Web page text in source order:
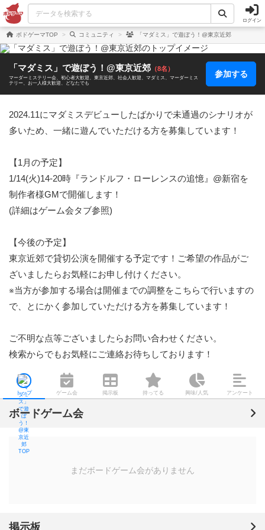
ログイン
ボドゲーマTOP コミュニティ 「マダミス」で遊ぼう！@東京近郊
「マダミス」で遊ぼう！@東京近郊 （8名）
マーダーミステリー会 初心者大歓迎 東京近郊 社会人歓迎 マダミス
マーダーミス
テリー
お一人様大歓迎 どなたでも
参加する
2024.11にマダミスデビューしたばかりで未通過のシナリオが
多いため、一緒に遊んでいただける方を募集しています！
【1月の予定】
1/14(火)14-20時『ランドルフ・ローレンスの追憶』@新宿を
制作者様GMで開催します！
(詳細はゲーム会タブ参照)
【今後の予定】
東京近郊で貸切公演を開催する予定です！ご希望の作品がご
ざいましたらお気軽にお申し付けください。
※当方が参加する場合は開催までの調整をこちらで行いますの
で、とにかく参加していただける方を募集しています！
ご不明な点等ございましたらお問い合わせください。
検索からでもお気軽にご連絡お待ちしております！
トップ ゲーム会 掲示板 持ってる 興味/人気 アンケート
ボードゲーム会
まだボードゲーム会がありません
掲示板